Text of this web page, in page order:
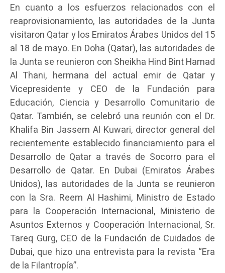
En cuanto a los esfuerzos relacionados con el
reaprovisionamiento, las autoridades de la Junta
visitaron Qatar y los Emiratos Árabes Unidos del 15
al 18 de mayo. En Doha (Qatar), las autoridades de
la Junta se reunieron con Sheikha Hind Bint Hamad
Al Thani, hermana del actual emir de Qatar y
Vicepresidente y CEO de la Fundación para
Educación, Ciencia y Desarrollo Comunitario de
Qatar. También, se celebró una reunión con el Dr.
Khalifa Bin Jassem Al Kuwari, director general del
recientemente establecido financiamiento para el
Desarrollo de Qatar a través de Socorro para el
Desarrollo de Qatar. En Dubai (Emiratos Árabes
Unidos), las autoridades de la Junta se reunieron
con la Sra. Reem Al Hashimi, Ministro de Estado
para la Cooperación Internacional, Ministerio de
Asuntos Externos y Cooperación Internacional, Sr.
Tareq Gurg, CEO de la Fundación de Cuidados de
Dubai, que hizo una entrevista para la revista “Era
de la Filantropía”.